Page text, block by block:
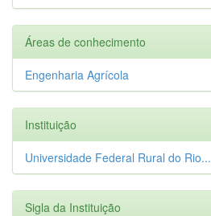
Áreas de conhecimento
Engenharia Agrícola
Instituição
Universidade Federal Rural do Rio...
Sigla da Instituição